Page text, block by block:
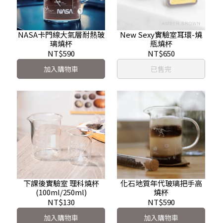
NASA卡門線大氣層耐熱玻
璃燒杯
NT$590
加入購物車
New Sexy實驗室耳環-燒
瓶燒杯
NT$650
已售完
下課後實驗室 理科燒杯
(100ml/250ml)
NT$130
加入購物車
化石地質年代玻璃把手高
燒杯
NT$590
加入購物車